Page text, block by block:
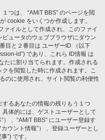
つは、 “AMiT BBS” のページを閲
cookie をいくつか作成します。
イルとして作成され、このファイ
ュータのウェブブラウザにダウン
目と２番目は ユーザーID （以下
id”) であり、これら ID情報 は
たに割り当てられます。作成される
を閲覧した時に作成されます。こ
のに使用され、サイト閲覧の利便性
るあなたの情報の残りもう１つ
体的には、ゲストユーザーとして
、“AMiT BBS” にユーザー登録す
ウント情報”） 、登録ユーザーとし
”) です。